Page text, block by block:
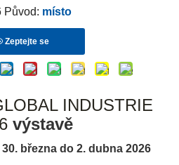
Původ: místo
Zeptejte se
INDUSTRIE
výstavě
března do 2. dubna 2026